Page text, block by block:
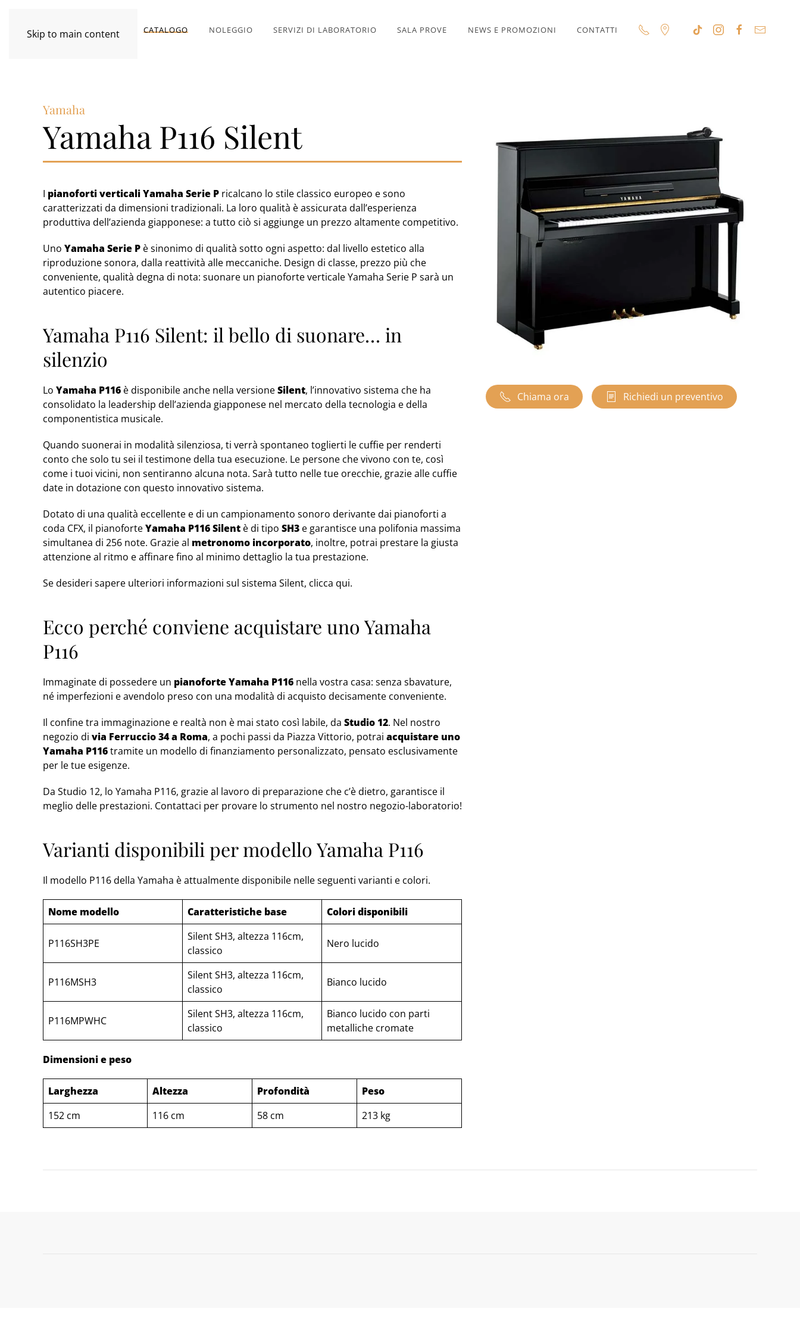
Skip to main content CATALOGO NOLEGGIO SERVIZI DI LABORATORIO SALA PROVE NEWS E PROMOZIONI CONTATTI
Yamaha
Yamaha P116 Silent
I pianoforti verticali Yamaha Serie P ricalcano lo stile classico europeo e sono
caratterizzati da dimensioni tradizionali. La loro qualità è assicurata dall’esperienza
produttiva dell’azienda giapponese: a tutto ciò si aggiunge un prezzo altamente competitivo.
Uno Yamaha Serie P è sinonimo di qualità sotto ogni aspetto: dal livello estetico alla
riproduzione sonora, dalla reattività alle meccaniche. Design di classe, prezzo più che
conveniente, qualità degna di nota: suonare un pianoforte verticale Yamaha Serie P sarà un
autentico piacere.
Yamaha P116 Silent: il bello di suonare… in
silenzio
Lo Yamaha P116 è disponibile anche nella versioneSilent, l’innovativo sistema che ha
consolidato la leadership dell’azienda giapponese nel mercato della tecnologia e della
componentistica musicale.
Quando suonerai in modalità silenziosa, ti verrà spontaneo toglierti le cuffie per renderti
conto che solo tu sei il testimone della tua esecuzione. Le persone che vivono con te, così
come i tuoi vicini, non sentiranno alcuna nota. Sarà tutto nelle tue orecchie, grazie alle cuffie
date in dotazione con questo innovativo sistema.
Dotato di una qualità eccellente e di un campionamento sonoro derivante dai pianoforti a
coda CFX, il pianoforteYamaha P116 Silent è di tipo SH3 e garantisce una polifonia massima
simultanea di 256 note. Grazie al metronomo incorporato, inoltre, potrai prestare la giusta
attenzione al ritmo e affinare fino al minimo dettaglio la tua prestazione.
Se desideri sapere ulteriori informazioni sul sistema Silent, clicca qui.
Ecco perché conviene acquistare uno Yamaha
P116
Immaginate di possedere un pianoforte Yamaha P116 nella vostra casa: senza sbavature,
né imperfezioni e avendolo preso con una modalità di acquisto decisamente conveniente.
Il confine tra immaginazione e realtà non è mai stato così labile, da Studio 12. Nel nostro
negozio di via Ferruccio 34 a Roma, a pochi passi da Piazza Vittorio, potrai acquistare uno
Yamaha P116tramite un modello di finanziamento personalizzato, pensato esclusivamente
per le tue esigenze.
Da Studio 12, lo Yamaha P116, grazie al lavoro di preparazione che c’è dietro, garantisce il
meglio delle prestazioni. Contattaci per provare lo strumento nel nostro negozio-laboratorio!
Varianti disponibili per modello Yamaha P116
Il modello P116 della Yamaha è attualmente disponibile nelle seguenti varianti e colori.
Nome modello Caratteristiche base Colori disponibili
P116SH3PE
Silent SH3, altezza 116cm,
classico
Nero lucido
P116MSH3
Silent SH3, altezza 116cm,
classico
Bianco lucido
P116MPWHC
Silent SH3, altezza 116cm,
classico
Bianco lucido con parti
metalliche cromate
Dimensioni e peso
Larghezza Altezza Profondità
Peso
152 cm
116 cm 58 cm 213 kg
Chiama ora Richiedi un preventivo